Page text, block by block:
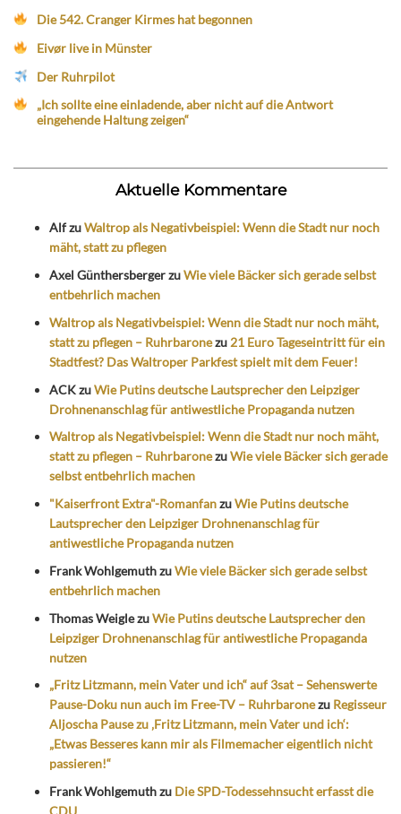
Die 542. Cranger Kirmes hat begonnen
Eivør live in Münster
Der Ruhrpilot
„Ich sollte eine einladende, aber nicht auf die Antwort
eingehende Haltung zeigen“
Aktuelle Kommentare
AlfzuWaltrop als Negativbeispiel: Wenn die Stadt nur noch
mäht, statt zu pflegen
Axel GünthersbergerzuWie viele Bäcker sich gerade selbst
entbehrlich machen
Waltrop als Negativbeispiel: Wenn die Stadt nur noch mäht,
statt zu pflegen – Ruhrbaronezu 21 Euro Tageseintritt für ein
Stadtfest? Das Waltroper Parkfest spielt mit dem Feuer!
ACKzuWie Putins deutsche Lautsprecher den Leipziger
Drohnenanschlag für antiwestliche Propaganda nutzen
Waltrop als Negativbeispiel: Wenn die Stadt nur noch mäht,
statt zu pflegen – RuhrbaronezuWie viele Bäcker sich gerade
selbst entbehrlich machen
"Kaiserfront Extra"-RomanfanzuWie Putins deutsche
Lautsprecher den Leipziger Drohnenanschlag für
antiwestliche Propaganda nutzen
Frank WohlgemuthzuWie viele Bäcker sich gerade selbst
entbehrlich machen
Thomas WeiglezuWie Putins deutsche Lautsprecher den
Leipziger Drohnenanschlag für antiwestliche Propaganda
nutzen
„Fritz Litzmann, mein Vater und ich“ auf 3sat – Sehenswerte
Pause-Doku nun auch im Free-TV – Ruhrbaronezu Regisseur
Aljoscha Pause zu ‚Fritz Litzmann, mein Vater und ich‘:
„Etwas Besseres kann mir als Filmemacher eigentlich nicht
passieren!“
Frank Wohlgemuthzu Die SPD-Todessehnsucht erfasst die